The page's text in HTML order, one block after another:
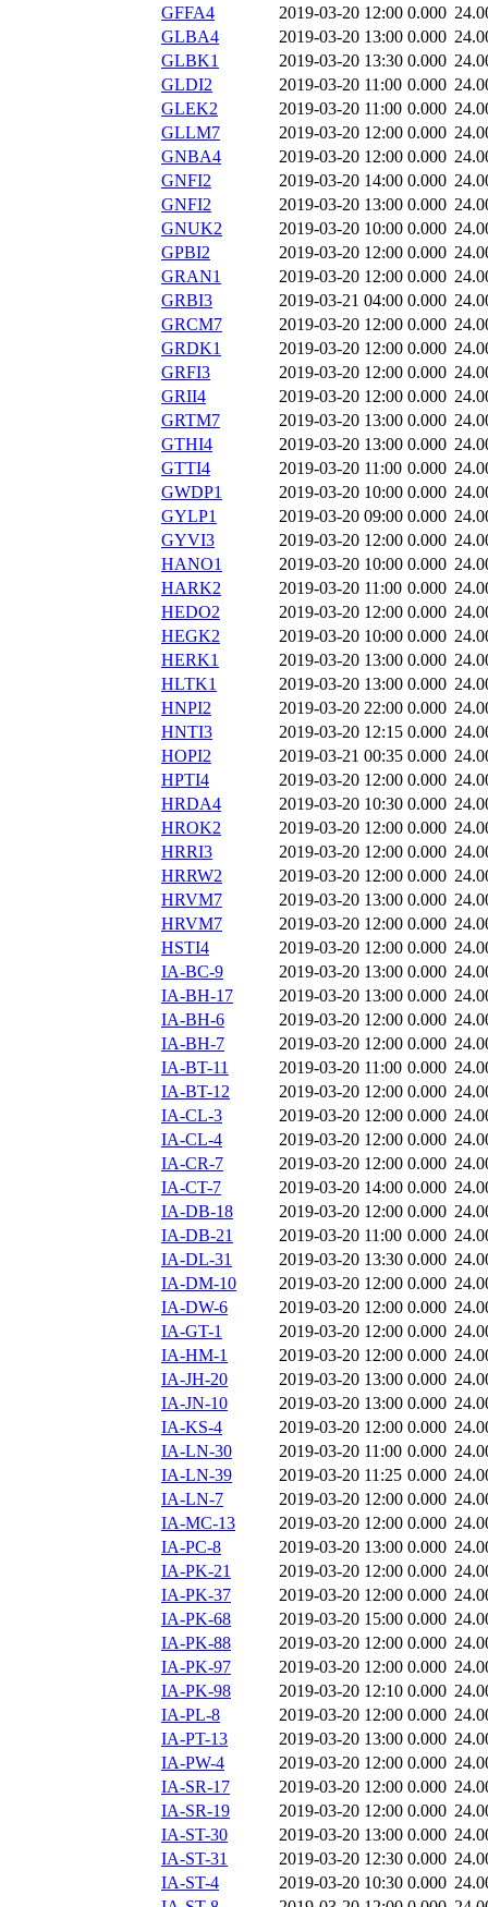
GFFA4
2019-03-20 12:00 0.000
GLBA4
2019-03-20 13:00 0.000
GLBK1
2019-03-20 13:30 0.000
GLDI2
2019-03-20 11:00 0.000
GLEK2
2019-03-20 11:00 0.000
GLLM7
2019-03-20 12:00 0.000
GNBA4
2019-03-20 12:00 0.000
GNFI2
2019-03-20 14:00 0.000
GNFI2
2019-03-20 13:00 0.000
GNUK2
2019-03-20 10:00 0.000
GPBI2
2019-03-20 12:00 0.000
GRAN1
2019-03-20 12:00 0.000
GRBI3
2019-03-21 04:00 0.000
GRCM7
2019-03-20 12:00 0.000
GRDK1
2019-03-20 12:00 0.000
GRFI3
2019-03-20 12:00 0.000
GRII4
2019-03-20 12:00 0.000
GRTM7
2019-03-20 13:00 0.000
GTHI4
2019-03-20 13:00 0.000
GTTI4
2019-03-20 11:00 0.000
GWDP1
2019-03-20 10:00 0.000
GYLP1
2019-03-20 09:00 0.000
GYVI3
2019-03-20 12:00 0.000
HANO1
2019-03-20 10:00 0.000
HARK2
2019-03-20 11:00 0.000
HEDO2
2019-03-20 12:00 0.000
HEGK2
2019-03-20 10:00 0.000
HERK1
2019-03-20 13:00 0.000
HLTK1
2019-03-20 13:00 0.000
HNPI2
2019-03-20 22:00 0.000
HNTI3
2019-03-20 12:15 0.000
HOPI2
2019-03-21 00:35 0.000
HPTI4
2019-03-20 12:00 0.000
HRDA4
2019-03-20 10:30 0.000
HROK2
2019-03-20 12:00 0.000
HRRI3
2019-03-20 12:00 0.000
HRRW2
2019-03-20 12:00 0.000
HRVM7
2019-03-20 13:00 0.000
HRVM7
2019-03-20 12:00 0.000
HSTI4
2019-03-20 12:00 0.000
IA-BC-9
2019-03-20 13:00 0.000
IA-BH-17
2019-03-20 13:00 0.000
IA-BH-6
2019-03-20 12:00 0.000
IA-BH-7
2019-03-20 12:00 0.000
IA-BT-11
2019-03-20 11:00 0.000
IA-BT-12
2019-03-20 12:00 0.000
IA-CL-3
2019-03-20 12:00 0.000
IA-CL-4
2019-03-20 12:00 0.000
IA-CR-7
2019-03-20 12:00 0.000
IA-CT-7
2019-03-20 14:00 0.000
IA-DB-18
2019-03-20 12:00 0.000
IA-DB-21
2019-03-20 11:00 0.000
IA-DL-31
2019-03-20 13:30 0.000
IA-DM-10
2019-03-20 12:00 0.000
IA-DW-6
2019-03-20 12:00 0.000
IA-GT-1
2019-03-20 12:00 0.000
IA-HM-1
2019-03-20 12:00 0.000
IA-JH-20
2019-03-20 13:00 0.000
IA-JN-10
2019-03-20 13:00 0.000
IA-KS-4
2019-03-20 12:00 0.000
IA-LN-30
2019-03-20 11:00 0.000
IA-LN-39
2019-03-20 11:25 0.000
IA-LN-7
2019-03-20 12:00 0.000
IA-MC-13
2019-03-20 12:00 0.000
IA-PC-8
2019-03-20 13:00 0.000
IA-PK-21
2019-03-20 12:00 0.000
IA-PK-37
2019-03-20 12:00 0.000
IA-PK-68
2019-03-20 15:00 0.000
IA-PK-88
2019-03-20 12:00 0.000
IA-PK-97
2019-03-20 12:00 0.000
IA-PK-98
2019-03-20 12:10 0.000
IA-PL-8
2019-03-20 12:00 0.000
IA-PT-13
2019-03-20 13:00 0.000
IA-PW-4
2019-03-20 12:00 0.000
IA-SR-17
2019-03-20 12:00 0.000
IA-SR-19
2019-03-20 12:00 0.000
IA-ST-30
2019-03-20 13:00 0.000
IA-ST-31
2019-03-20 12:30 0.000
IA-ST-4
2019-03-20 10:30 0.000